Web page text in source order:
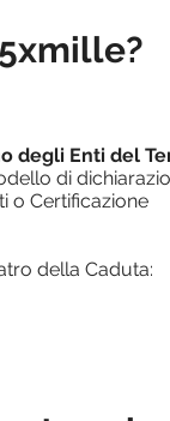
degli Enti del
di
o Certificazione
della Caduta: